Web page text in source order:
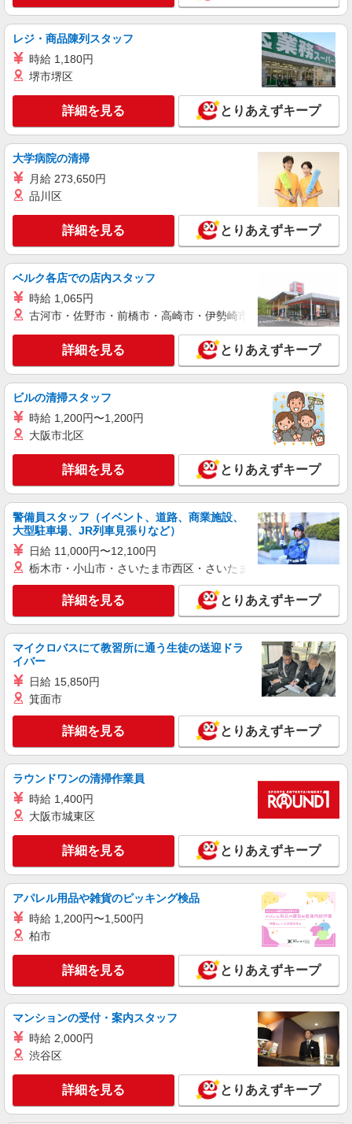
派遣社員
株式会社綜合キャリアオプション（1314VJ0805G37★49-N-T4）
不動産事務の入力・対応/日払いOK
時給1,200円 交通費：既定支給
長野県長野市
キープ 詳細を見る
派遣社員
パーソルテンプスタッフ株式会社 上信コーディネートセンター（長
◆長野市南部◆［ムリなく働く週4日◎］決ま
った流れでコツコツ♪事務サポ
時給1270円
長野県長野市／最寄駅：長野駅 ≪車通勤可
キープ 詳細を見る
派遣社員
パーソルテンプスタッフ株式会社 上信コーディネートセンター（長
野）/26-0596065
9月開始★［経験者歓迎！高時給1400円☆］土
長野県長野市／最寄駅：安茂里駅、長野駅
≪車通勤可≫ ■ご自身で駐車場をご用意いただけ
キープ 詳細を見る
紹介予定派遣
パーソルテンプスタッフ株式会社 上信コーディネートセンター（長
野）/26-0556037
9月開始★［車好きの方必見！］輸入車販売会
社での受付＠長野市
長野県長野市／最寄駅：長野駅 ≪車通勤可
パーソルテンプスタッフ株式会社 上信コーディネートセンター（長
野）/26-0624474
＼SNSの管理もあり／医療機関でのオフィスワ
長野県長野市／最寄駅：今井駅、篠ノ井駅
≪車通勤可≫ ■無料駐車場あり
キープ 詳細を見る
派遣社員
パーソルテンプスタッフ株式会社 上信コーディネートセンター（長
未経験からチャレンジOK！大手損保会社でも
サポート事務
時給1350円
長野県長野市／最寄駅：長野駅 バス停：長
野ターミナル（徒歩5分）/山王小学校（徒歩2
分） ≪車通勤可≫ ご自身で駐車場を手配いただ
ければ車通勤もOK！
キープ 詳細を見る
派遣社員
レジ・商品陳列スタッフ
時給 1,180円
堺市堺区
詳細を見る とりあえずキープ
大学病院の清掃
月給 273,650円
品川区
詳細を見る とりあえずキープ
ベルク各店での店内スタッフ
時給 1,065円
古河市・佐野市・前橋市・高崎市・伊勢崎市・太田市・館林市
詳細を見る とりあえずキープ
ビルの清掃スタッフ
時給 1,200円〜1,200円
大阪市北区
詳細を見る とりあえずキープ
警備員スタッフ（イベント、道路、商業施設、
大型駐車場、JR列車見張りなど）
日給 11,000円〜12,100円
栃木市・小山市・さいたま市西区・さいたま市岩槻区・久喜市・
詳細を見る とりあえずキープ
マイクロバスにて教習所に通う生徒の送迎ドラ
イバー
日給 15,850円
箕面市
詳細を見る とりあえずキープ
ラウンドワンの清掃作業員
時給 1,400円
大阪市城東区
詳細を見る とりあえずキープ
アパレル用品や雑貨のピッキング検品
時給 1,200円〜1,500円
柏市
詳細を見る とりあえずキープ
マンションの受付・案内スタッフ
時給 2,000円
渋谷区
詳細を見る とりあえずキープ